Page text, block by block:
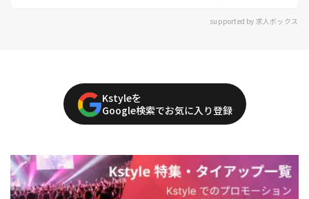
supported by 求人ボックス
Kstyleを
Google検索でお気に入り登録